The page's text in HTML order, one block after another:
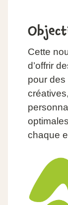
Cette
d’offrir
pour
chaque